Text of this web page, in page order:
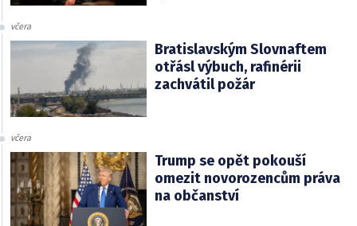
včera
Bratislavským Slovnaftem
otřásl výbuch, rafinérii
zachvátil požár
včera
Trump se opět pokouší
omezit novorozencům práva
na občanství